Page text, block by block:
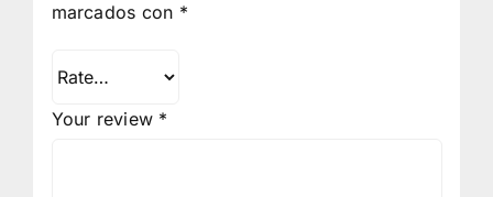
marcados con *
Your review *